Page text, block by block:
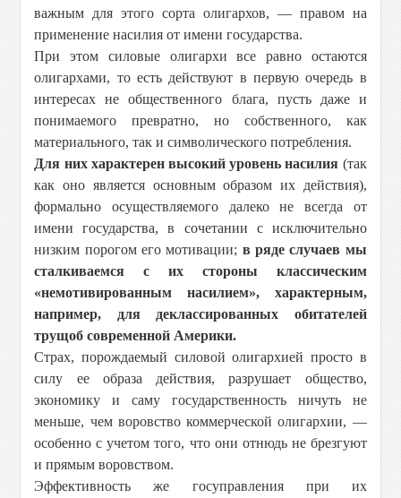
важным для этого сорта олигархов, — правом на
применение насилия от имени государства.
При этом силовые олигархи все равно остаются
олигархами, то есть действуют в первую очередь в
интересах не общественного блага, пусть даже и
понимаемого превратно, но собственного, как
материального, так и символического потребления.
Для них характерен высокий уровень насилия (так
как оно является основным образом их действия),
формально осуществляемого далеко не всегда от
имени государства, в сочетании с исключительно
низким порогом его мотивации; в ряде случаев мы
сталкиваемся с их стороны классическим
«немотивированным насилием», характерным,
например, для деклассированных обитателей
трущоб современной Америки.
Страх, порождаемый силовой олигархией просто в
силу ее образа действия, разрушает общество,
экономику и саму государственность ничуть не
меньше, чем воровство коммерческой олигархии, —
особенно с учетом того, что они отнюдь не брезгуют
и прямым воровством.
Эффективность же госуправления при их